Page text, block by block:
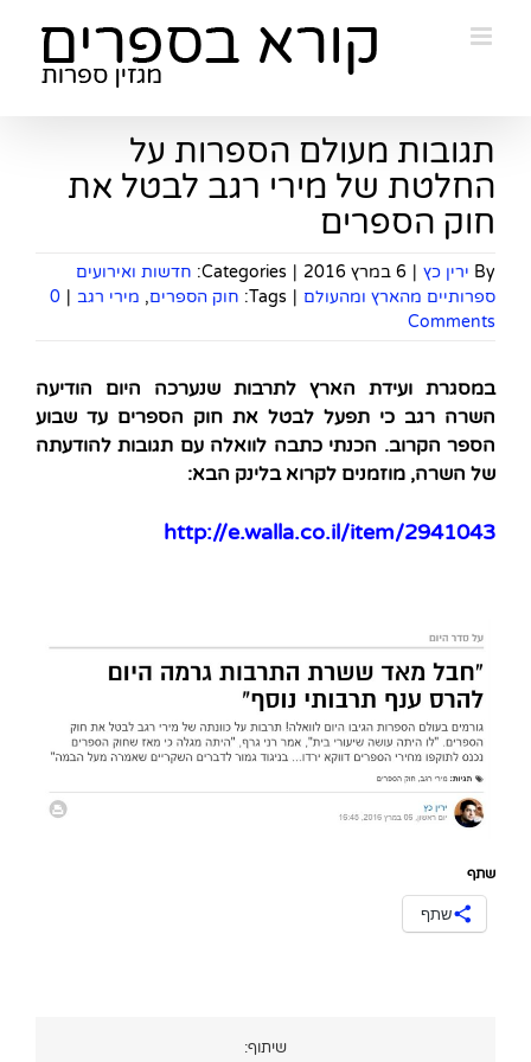
תגובות מעולם הספרות על
החלטת של מירי רגב לבטל את
חוק הספרים
By ירין כץ | 6 במרץ 2016 |
Categories: חדשות ואירועים
ספרותיים מהארץ ומהעולם |
Tags: חוק הספרים, מירי רגב |
0
Comments
במסגרת ועידת הארץ לתרבות שנערכה היום הודיעה
השרה רגב כי תפעל לבטל את חוק הספרים עד שבוע
הספר הקרוב. הכנתי כתבה לוואלה עם תגובות להודעתה
של השרה, מוזמנים לקרוא בלינק הבא:
http://e.walla.co.il/item/2941043
שתף
שתף
שיתוף: